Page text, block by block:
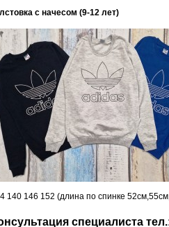
с начесом (9-12 лет)
140 146 152 (длина по спинке
специалиста